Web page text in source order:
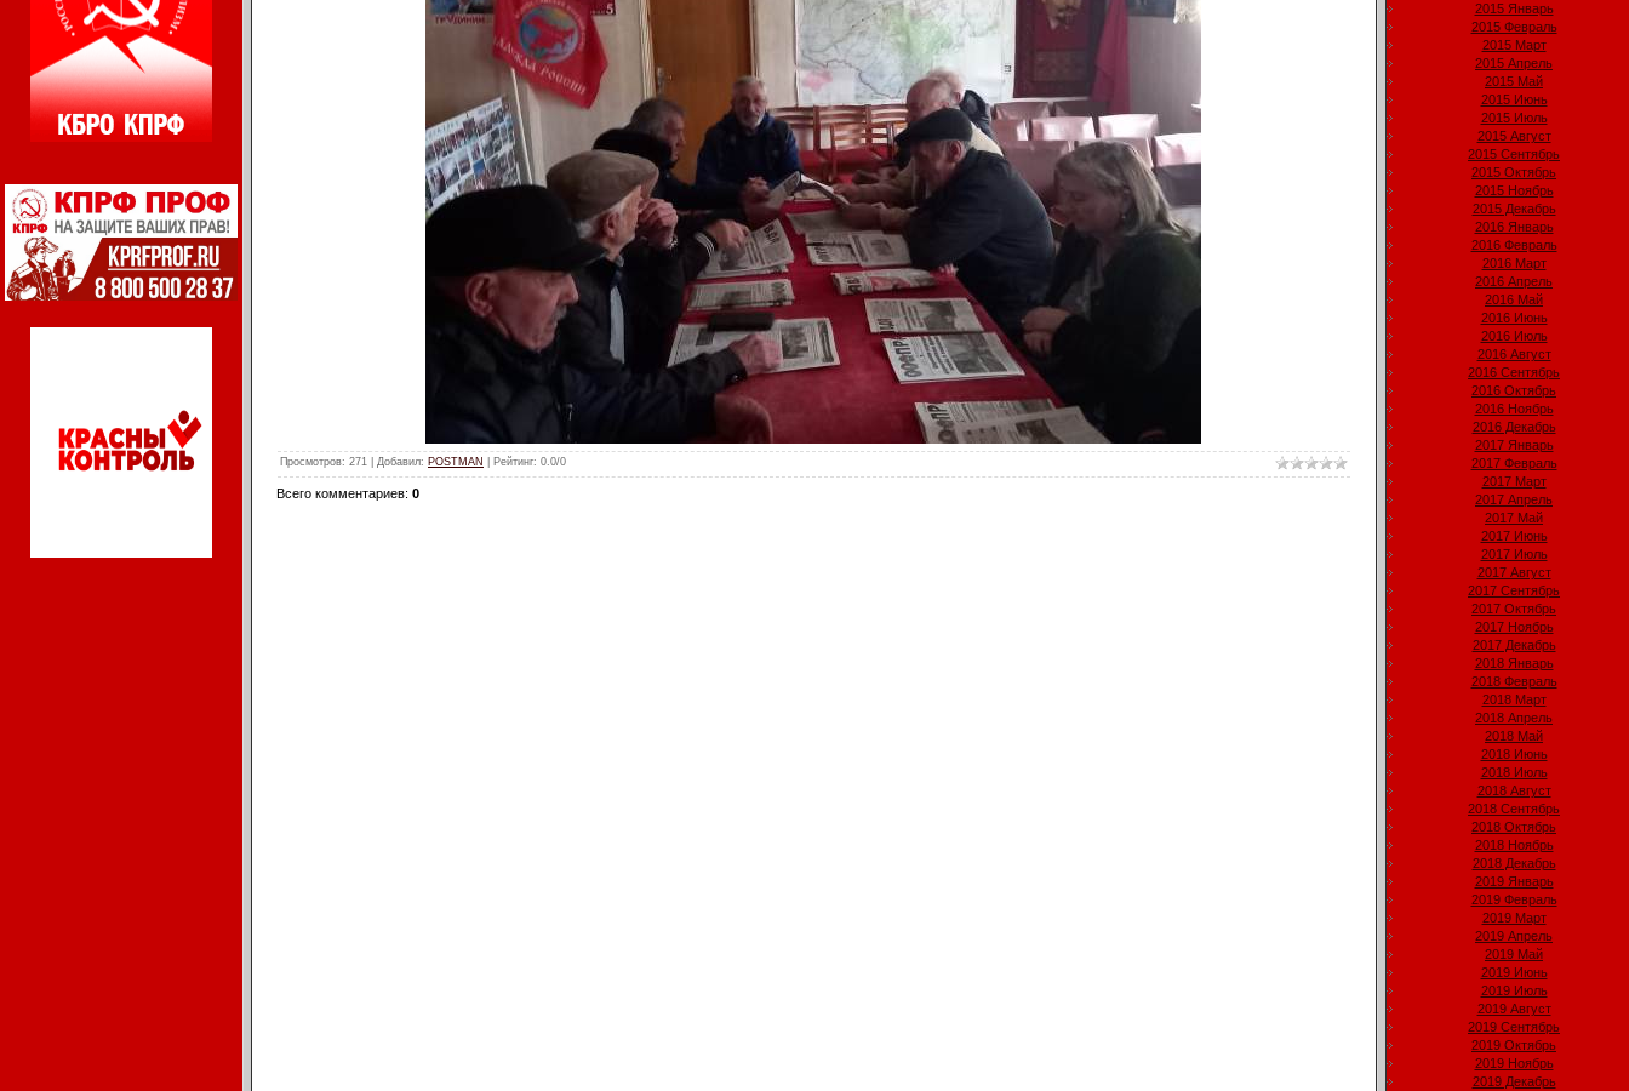
Просмотров: 271 | Добавил: POSTMAN Рейтинг: 0.0/0
Всего комментариев: 0
2015 Январь
2015 Февраль
2015 Март
2015 Апрель
2015 Май
2015 Июнь
2015 Июль
2015 Август
2015 Сентябрь
2015 Октябрь
2015 Ноябрь
2015 Декабрь
2016 Январь
2016 Февраль
2016 Март
2016 Апрель
2016 Май
2016 Июнь
2016 Июль
2016 Август
2016 Сентябрь
2016 Октябрь
2016 Ноябрь
2016 Декабрь
2017 Январь
2017 Февраль
2017 Март
2017 Апрель
2017 Май
2017 Июнь
2017 Июль
2017 Август
2017 Сентябрь
2017 Октябрь
2017 Ноябрь
2017 Декабрь
2018 Январь
2018 Февраль
2018 Март
2018 Апрель
2018 Май
2018 Июнь
2018 Июль
2018 Август
2018 Сентябрь
2018 Октябрь
2018 Ноябрь
2018 Декабрь
2019 Январь
2019 Февраль
2019 Март
2019 Апрель
2019 Май
2019 Июнь
2019 Июль
2019 Август
2019 Сентябрь
2019 Октябрь
2019 Ноябрь
2019 Декабрь